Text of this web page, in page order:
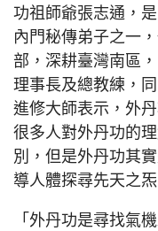
功祖師爺張志通，
內門秘傳弟子之一
部，深耕臺灣南區
理事長及總教練，
進修大師表示，外
很多人對外丹功的
別，但是外丹功其
導人體探尋先天之炁
「外丹功是尋找氣